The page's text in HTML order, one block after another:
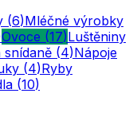
(6)Mléčné výrobky
Ovoce (17)Luštěniny
snídaně (4)Nápoje
(4)Ryby
(10)